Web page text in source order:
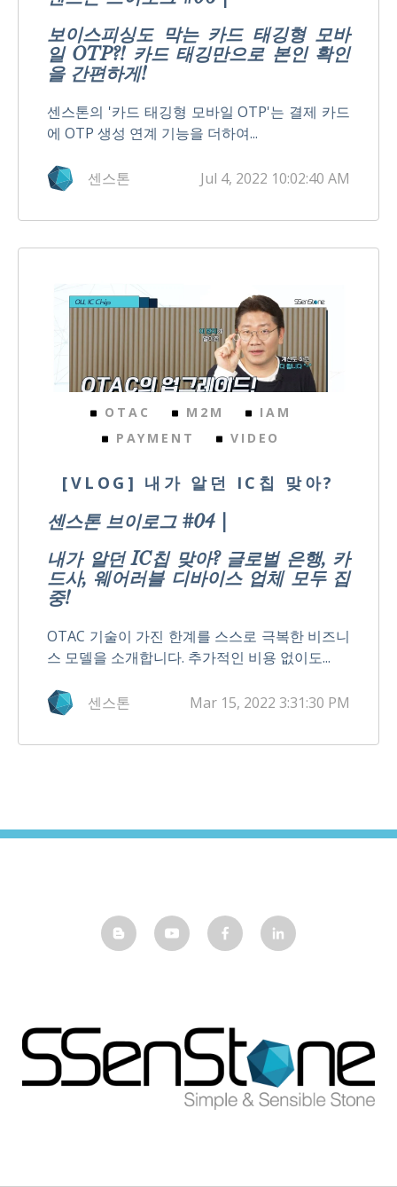
보이스피싱도 막는 카드 태깅형 모바
일 OTP?! 카드 태깅만으로 본인 확인
을 간편하게!
센스톤의 '카드 태깅형 모바일 OTP'는 결제 카드
에 OTP 생성 연계 기능을 더하여...
센스톤 Jul 4, 2022 10:02:40 AM
OTAC M2M
IAM
PAYMENT
VIDEO
[VLOG] 내가 알던 IC칩 맞아?
센스톤 브이로그 #04 |
내가 알던 IC칩 맞아? 글로벌 은행, 카
드사, 웨어러블 디바이스 업체 모두 집
중!
OTAC 기술이 가진 한계를 스스로 극복한 비즈니
스 모델을 소개합니다. 추가적인 비용 없이도...
센스톤 Mar 15, 2022 3:31:30 PM